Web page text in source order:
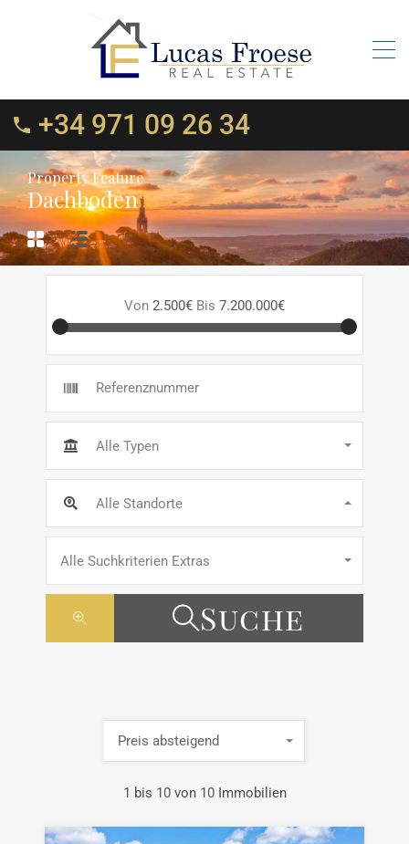
+34 971 09 26 34
Property Feature
Dachboden
Von 2.500€ Bis 7.200.000€
Alle Typen
Alle Standorte
Alle Suchkriterien Extras
Suche
1 bis 10 von 10 Immobilien
Preis absteigend